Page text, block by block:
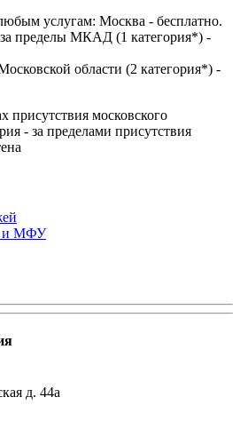
услугам: Москва - бесплатно.
пределы МКАД (1 категория*) -
области (2 категория*) -
присутствия московского
- за пределами присутствия
и МФУ
д. 44а